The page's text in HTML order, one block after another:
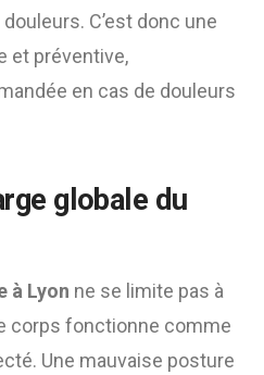
C’est donc une
et préventive,
en cas de douleurs
globale du
à Lyon ne se limite pas à
corps fonctionne comme
Une mauvaise posture